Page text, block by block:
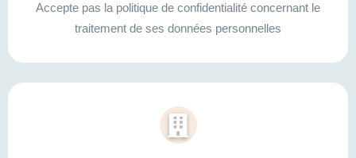
Accepte pas la politique de confidentialité concernant le
traitement de ses données personnelles